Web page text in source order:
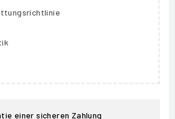
einer sicheren Zahlung